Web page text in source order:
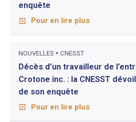
enquête
Pour en lire plus
NOUVELLES CNESST
Décès d’un travailleur de
Crotone inc. : la CNESST
de son enquête
Pour en lire plus